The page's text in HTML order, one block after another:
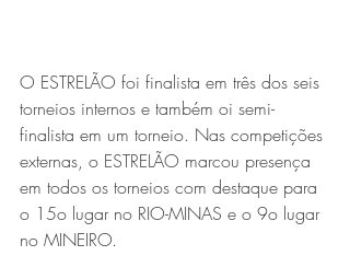
O ESTRELÃO foi finalista em três dos seis
torneios internos e também oi semi-
finalista em um torneio. Nas competições
externas, o ESTRELÃO marcou presença
em todos os torneios com destaque para
o 15o lugar no RIO-MINAS e o 9o lugar
no MINEIRO.